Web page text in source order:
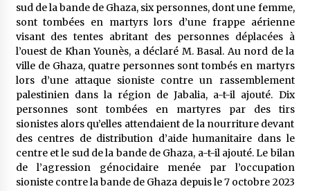
sud de la bande de Ghaza, six personnes, dont une femme,
sont tombées en martyrs lors d’une frappe aérienne
visant des tentes abritant des personnes déplacées à
l’ouest de Khan Younès, a déclaré M. Basal. Au nord de la
ville de Ghaza, quatre personnes sont tombés en martyrs
lors d’une attaque sioniste contre un rassemblement
palestinien dans la région de Jabalia, a-t-il ajouté. Dix
personnes sont tombées en martyres par des tirs
sionistes alors qu’elles attendaient de la nourriture devant
des centres de distribution d’aide humanitaire dans le
centre et le sud de la bande de Ghaza, a-t-il ajouté. Le bilan
de l’agression génocidaire menée par l’occupation
sioniste contre la bande de Ghaza depuis le 7 octobre 2023